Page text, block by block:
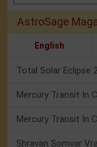
AstroSage
English
Total Solar Eclipse